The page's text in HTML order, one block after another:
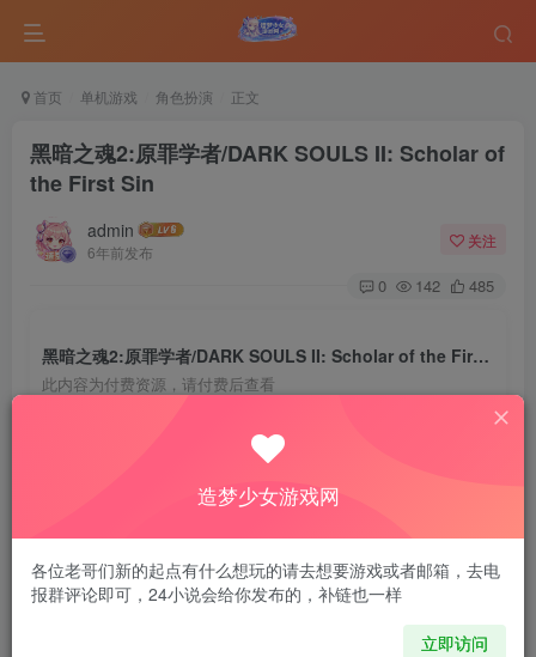
首页 单机游戏 角色扮演 正文
黑暗之魂2:原罪学者/DARK SOULS II: Scholar of
the First Sin
admin
6年前发布
关注
0 142 485
黑暗之魂2:原罪学者/DARK SOULS II: Scholar of the First Sin
此内容为付费资源，请付费后查看
￥ 5
造梦少女游戏网
各位老哥们新的起点有什么想玩的请去想要游戏或者邮箱，去电
报群评论即可，24小说会给你发布的，补链也一样
立即访问